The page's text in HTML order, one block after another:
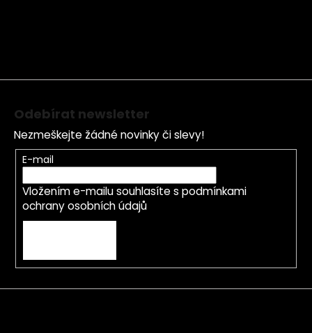
Odebírat newsletter
Nezmeškejte žádné novinky či slevy!
E-mail
Vložením e-mailu souhlasíte s podmínkami
ochrany osobních údajů